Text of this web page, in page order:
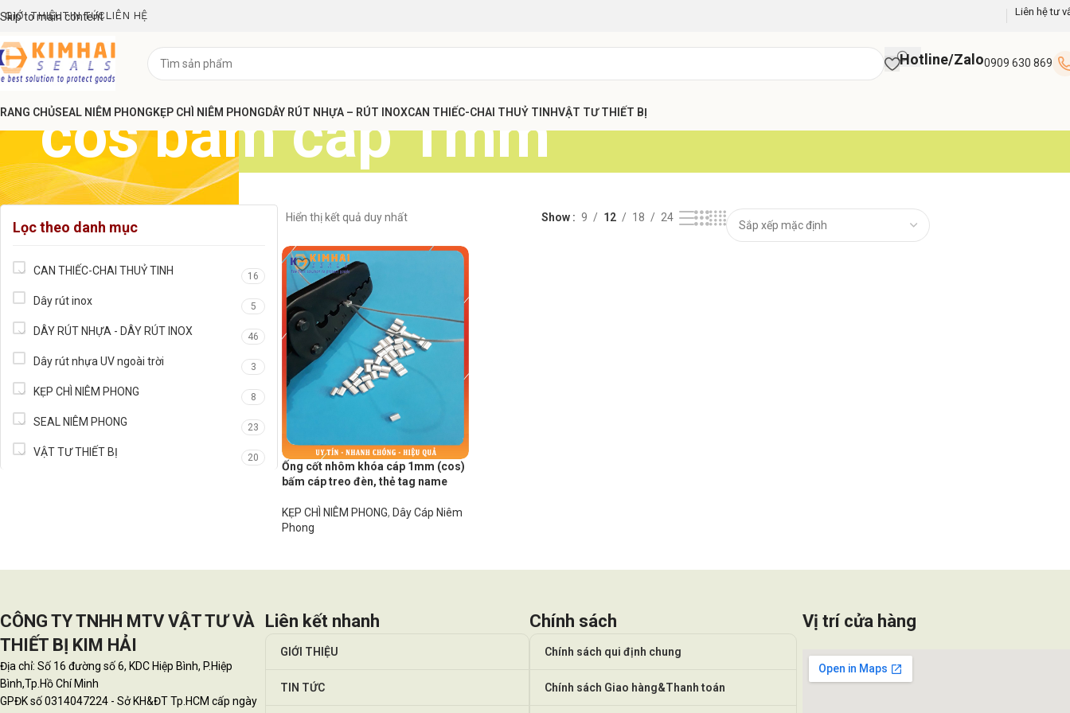
Skip to main content
GIỚI THIỆUTIN TỨC LIÊN HỆ Liên hệ tư
Hotline/Zalo0909 630 869
CHỦSEAL NIÊM PHONGKẸP CHÌ NIÊM PHONGDÂY RÚT NHỰA – RÚT INOXCAN THIẾC-CHAI THUỶ TINHVẬT TƯ THIẾT BỊ
côs bấm cáp 1mm
Lọc theo danh mục
CAN THIẾC-CHAI THUỶ TINH 16
Dây rút inox 5
DÂY RÚT NHỰA - DÂY RÚT INOX 46
Dây rút nhựa UV ngoài trời 3
KẸP CHÌ NIÊM PHONG 8
SEAL NIÊM PHONG 23
VẬT TƯ THIẾT BỊ 20
Hiển thị kết quả duy nhất Show 9 12 18 24
Ống cốt nhôm khóa cáp 1mm (cos)
bấm cáp treo đèn, thẻ tag name
KẸP CHÌ NIÊM PHONG, Dây Cáp Niêm
Phong
CÔNG TY TNHH MTV VẬT TƯ VÀ
THIẾT BỊ KIM HẢI
Địa chỉ: Số 16 đường số 6, KDC Hiệp Bình, P.Hiệp
Bình,Tp.Hồ Chí Minh
GPĐK số 0314047224 - Sở KH&ĐT Tp.HCM cấp ngày
Liên kết nhanh
GIỚI THIỆU
TIN TỨC
Chính sách
Chính sách qui định chung
Chính sách Giao hàng&Thanh toán
Vị trí cửa hàng